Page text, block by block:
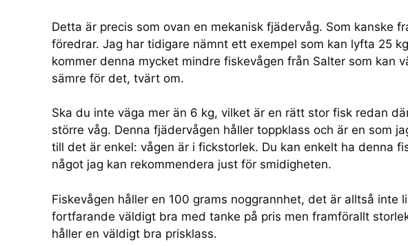
Detta är precis som ovan en mekanisk fjädervåg. Som kanske
föredrar. Jag har tidigare nämnt ett exempel som kan lyfta 25
kommer denna mycket mindre fiskevågen från Salter som kan
sämre för det, tvärt om.
Ska du inte väga mer än 6 kg, vilket är en rätt stor fisk redan
större våg. Denna fjädervågen håller toppklass och är en som
till det är enkel: vågen är i fickstorlek. Du kan enkelt ha denna
något jag kan rekommendera just för smidigheten.
Fiskevågen håller en 100 grams noggrannhet, det är alltså inte
fortfarande väldigt bra med tanke på pris men framförallt
håller en väldigt bra prisklass.